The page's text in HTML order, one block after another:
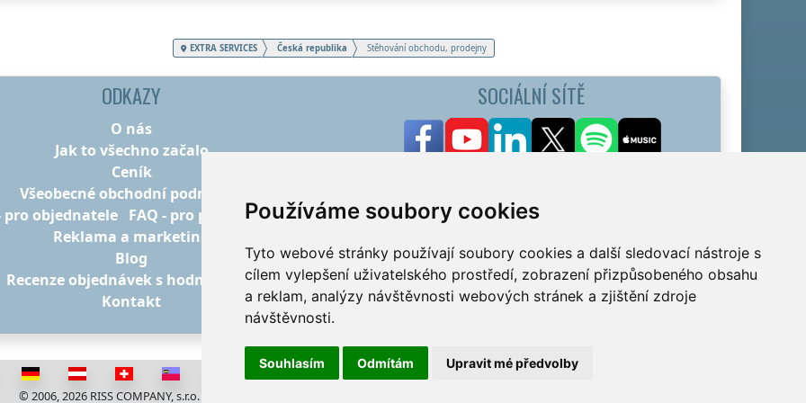
Používáme soubory cookies
Tyto webové stránky používají soubory cookies a další sledovací nástroje s
cílem vylepšení uživatelského prostředí, zobrazení přizpůsobeného obsahu
a reklam, analýzy návštěvnosti webových stránek a zjištění zdroje
návštěvnosti.
Souhlasím Odmítám Upravit mé předvolby
EXTRA SERVICES Česká republika Stěhování obchodu, prodejny
ODKAZY
O nás
Jak to všechno začalo
Ceník
Všeobecné obchodní podmínky
pro objednatele FAQ - pro poskytovatele
Reklama a marketing
Blog
Recenze objednávek s hodnocením
Kontakt
SOCIÁLNÍ SÍTĚ
© 2006, 2026 RISS COMPANY, s.r.o. Všechna práva vyhrazena